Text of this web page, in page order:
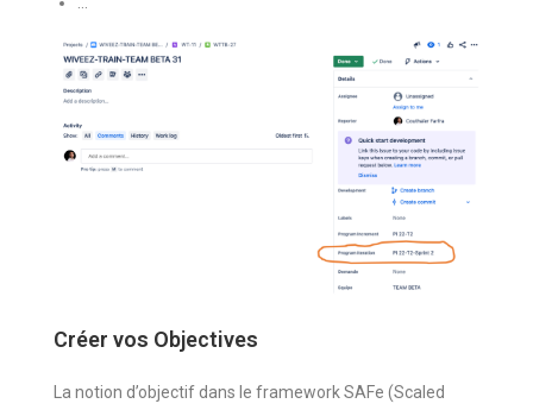
Créer vos Objectives
La notion d’objectif dans le framework SAFe (Scaled